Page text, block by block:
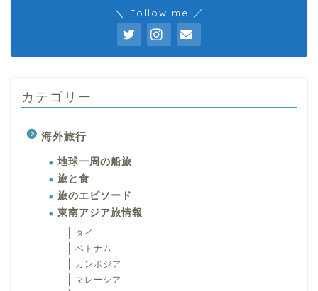
＼ Follow me ／
カテゴリー
海外旅行
地球一周の船旅
旅と食
旅のエピソード
東南アジア旅情報
タイ
ベトナム
カンボジア
マレーシア